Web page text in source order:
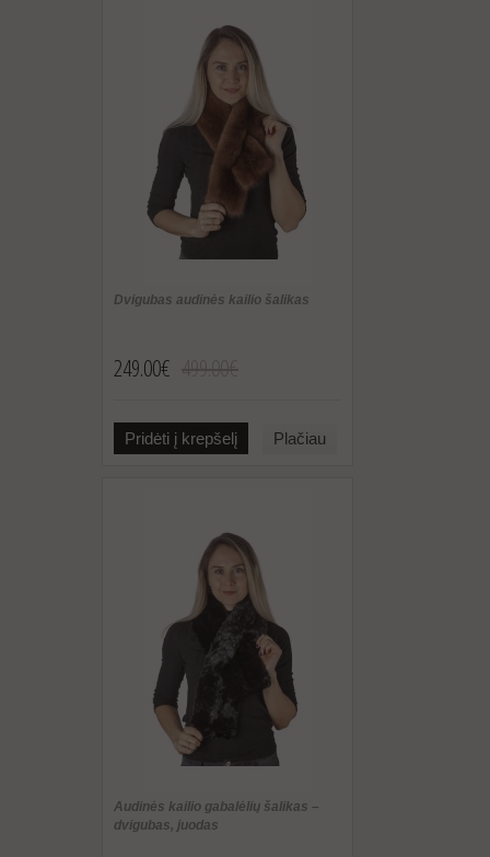
Dvigubas audinės kailio šalikas
249.00€
Pridėti į krepšelį Plačiau
Audinės kailio gabalėlių šalikas –
dvigubas, juodas